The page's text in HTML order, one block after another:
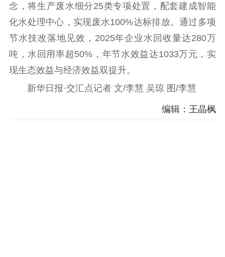
念，将生产废水细分25类专项处置，配套建成智能
化水处理中心，实现废水100%达标排放。通过多项
节水技改落地见效，2025年企业水回收量达280万
吨，水回用率超50%，年节水效益达1033万元，实
现生态效益与经济效益双提升。
新华日报·交汇点记者 文/李慧 吴琼 图/李慧
编辑：王晶枫